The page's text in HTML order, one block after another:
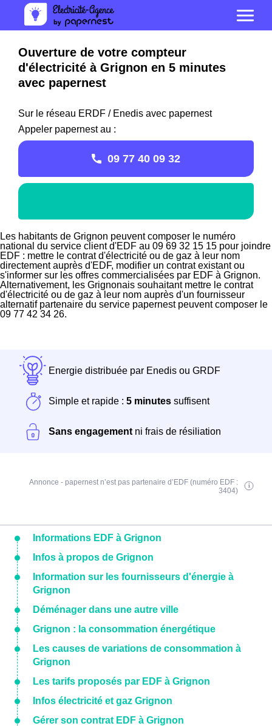
Ouverture de votre compteur
d'électricité à Grignon en 5 minutes
avec papernest
Sur le réseau ERDF / Enedis avec papernest
Appeler papernest au :
09 77 40 09 32
Les habitants de Grignon peuvent composer le numéro
national du service client d'EDF au 09 69 32 15 15 pour joindre
EDF : mettre le contrat d'électricité ou de gaz à leur nom
directement auprès d'EDF, modifier un contrat existant ou
s'informer sur les offres commercialisées par EDF à Grignon.
Alternativement, les Grignonais souhaitant mettre le contrat
d'électricité ou de gaz à leur nom auprès d'un fournisseur
alternatif partenaire du service papernest peuvent composer le
09 77 42 34 26.
Energie distribuée par Enedis ou GRDF
Simple et rapide : 5 minutes suffisent
Sans engagement ni frais de résiliation
Annonce - papernest n’est pas partenaire d’EDF (numéro EDF :
3404)
Informations EDF à Grignon
Infos à propos de Grignon
Information sur les fournisseurs d'énergie à
Grignon
Déménager dans une autre ville
Grignon : la consommation énergétique
Les causes de variations de consommation à
Grignon
Les tarifs proposés par EDF à Grignon
Infos électricité et gaz Grignon
Gérer son contrat EDF à Grignon